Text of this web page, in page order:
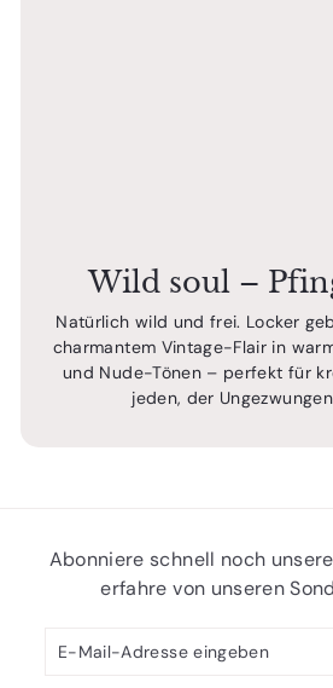
Wild soul –
Natürlich wild und frei. Locker
charmantem Vintage-Flair in
und Nude-Tönen – perfekt für
jeden, der
Abonniere schnell noch
erfahre von unseren
E-
Abonnieren